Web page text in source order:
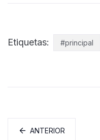
Etiquetas: #principal
ANTERIOR